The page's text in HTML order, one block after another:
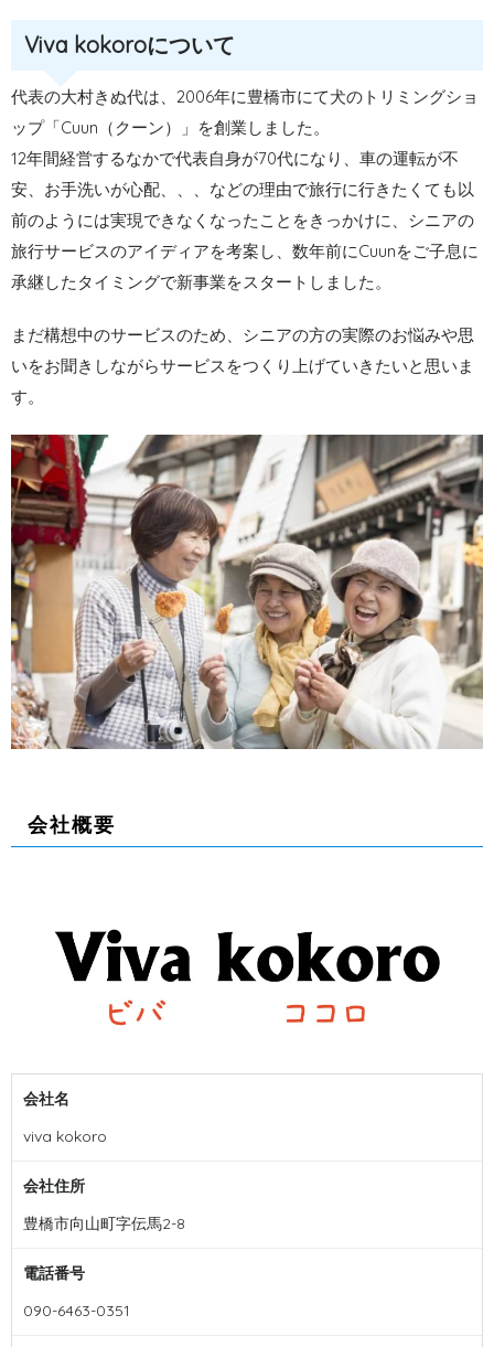
Viva kokoroについて
代表の大村きぬ代は、2006年に豊橋市にて犬のトリミングショ
ップ「Cuun（クーン）」を創業しました。
12年間経営するなかで代表自身が70代になり、車の運転が不
安、お手洗いが心配、、、などの理由で旅行に行きたくても以
前のようには実現できなくなったことをきっかけに、シニアの
旅行サービスのアイディアを考案し、数年前にCuunをご子息に
承継したタイミングで新事業をスタートしました。
まだ構想中のサービスのため、シニアの方の実際のお悩みや思
いをお聞きしながらサービスをつくり上げていきたいと思いま
す。
会社概要
会社名
viva kokoro
会社住所
豊橋市向山町字伝馬2-8
電話番号
090-6463-0351